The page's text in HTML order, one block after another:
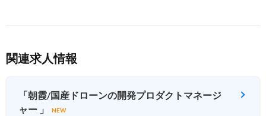
関連求人情報
「朝霞/国産ドローンの開発プロダクトマネージ
ャー 」
NEW